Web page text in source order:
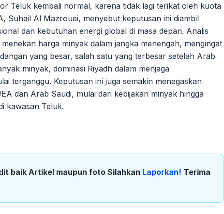
Teluk kembali normal, karena tidak lagi terikat oleh kuota
Suhail Al Mazrouei, menyebut keputusan ini diambil
dan kebutuhan energi global di masa depan. Analis
harga minyak dalam jangka menengah, mengingat
yang besar, salah satu yang terbesar setelah Arab
minyak, dominasi Riyadh dalam menjaga
terganggu. Keputusan ini juga semakin menegaskan
dan Arab Saudi, mulai dari kebijakan minyak hingga
kawasan Teluk.
baik Artikel maupun foto Silahkan Laporkan! Terima